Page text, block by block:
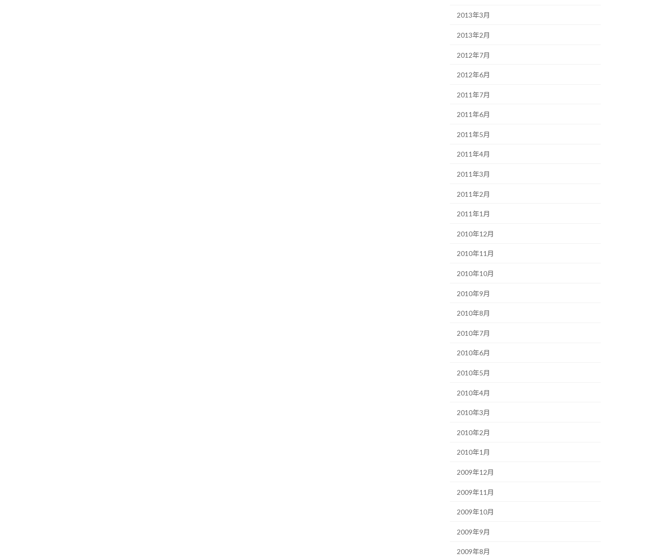
2013年3月
2013年2月
2012年7月
2012年6月
2011年7月
2011年6月
2011年5月
2011年4月
2011年3月
2011年2月
2011年1月
2010年12月
2010年11月
2010年10月
2010年9月
2010年8月
2010年7月
2010年6月
2010年5月
2010年4月
2010年3月
2010年2月
2010年1月
2009年12月
2009年11月
2009年10月
2009年9月
2009年8月